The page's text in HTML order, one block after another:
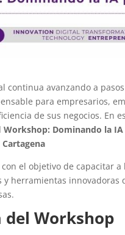
continua avanzando a
para empresarios,
de sus negocios. En
Workshop: Dominando la
Cartagena
el objetivo de capacitar
y herramientas
Workshop